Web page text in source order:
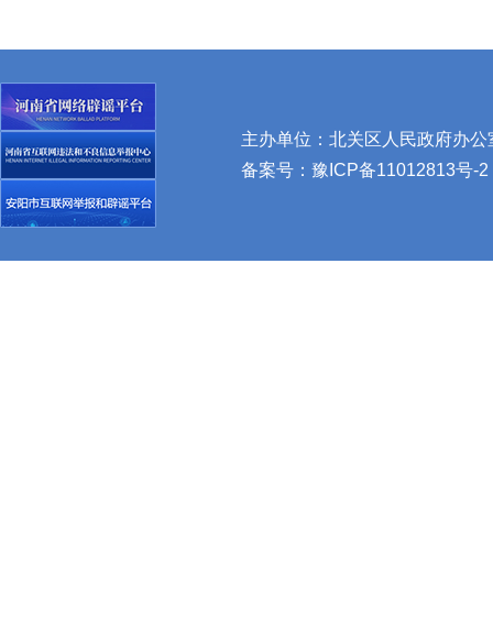
主办单位：北关区人民政府办
备案号： 豫ICP备11012813号-2